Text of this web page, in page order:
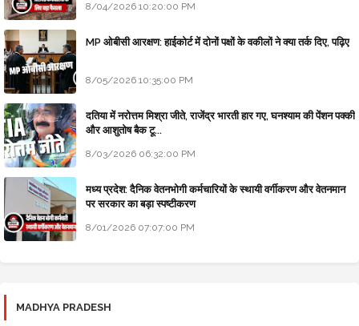
8/04/2026 10:20:00 PM
MP ओबीसी आरक्षण: हाईकोर्ट में दोनों पक्षों के वकीलों ने क्या तर्क दिए, पढ़िए
8/05/2026 10:35:00 PM
दतिया में नरोत्तम मिश्रा जीते, राजेंद्र भारती हार गए, घनश्याम की पेंशन पक्की
और आशुतोष बैक टू...
8/03/2026 06:32:00 PM
मध्य प्रदेश: दैनिक वेतनभोगी कर्मचारियों के स्थायी वर्गीकरण और वेतनमान
पर सरकार का बड़ा स्पष्टीकरण
8/01/2026 07:07:00 PM
MADHYA PRADESH